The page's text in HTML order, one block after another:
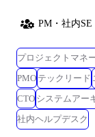
PM・社内
プロジェクトマネ
PMO テックリード
CTO システムアー
社内ヘルプデスク